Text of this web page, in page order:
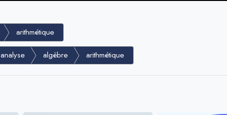
arithmétique
analyse algèbre arithmétique